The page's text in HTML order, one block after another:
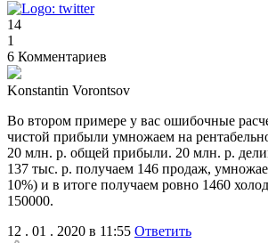
14
1
6 Комментариев
Konstantin Vorontsov
Во втором примере у вас ошибочные
чистой прибыли умножаем на
20 млн. р. общей прибыли. 20 млн. р.
137 тыс. р. получаем 146 продаж,
10%) и в итоге получаем ровно 1460
150000.
12 . 01 . 2020 в 11:55 Ответить